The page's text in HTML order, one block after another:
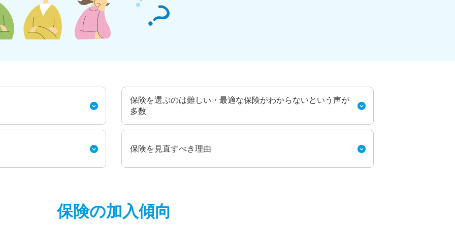
保険を選ぶのは難しい・最適な保険がわからないという声が
多数
保険を見直すべき理由
保険の加入傾向